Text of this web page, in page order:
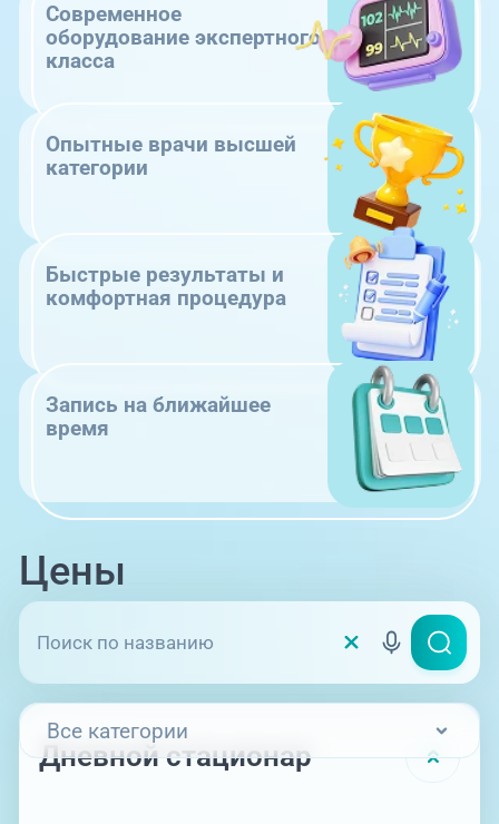
Современное
оборудование экспертного
класса
Опытные врачи высшей
категории
Быстрые результаты и
комфортная процедура
Запись на ближайшее
время
Цены
Все категории
Дневной стационар